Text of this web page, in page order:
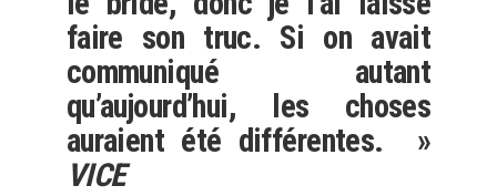
faire son truc. Si on avait
communiqué autant
qu’aujourd’hui, les choses
auraient été différentes. »
VICE